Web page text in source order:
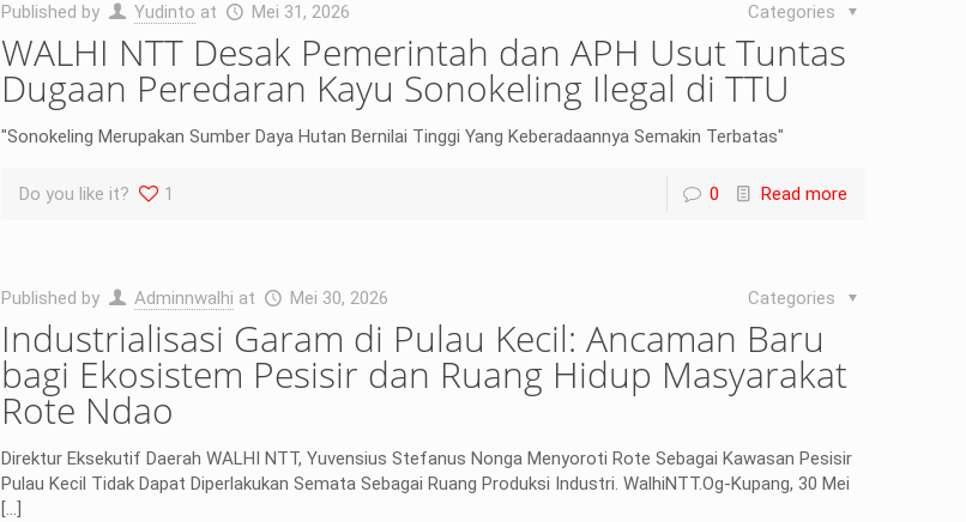
Published by Yudinto at Mei 31, 2026 Categories
WALHI NTT Desak Pemerintah dan APH Usut Tuntas
Dugaan Peredaran Kayu Sonokeling Ilegal di TTU
"Sonokeling Merupakan Sumber Daya Hutan Bernilai Tinggi Yang Keberadaannya Semakin Terbatas"
Do you like it? 1 0 Read more
Published by Adminnwalhi at Mei 30, 2026 Categories
Industrialisasi Garam di Pulau Kecil: Ancaman Baru
bagi Ekosistem Pesisir dan Ruang Hidup Masyarakat
Rote Ndao
Direktur Eksekutif Daerah WALHI NTT, Yuvensius Stefanus Nonga Menyoroti Rote Sebagai Kawasan Pesisir
Pulau Kecil Tidak Dapat Diperlakukan Semata Sebagai Ruang Produksi Industri. WalhiNTT.Og-Kupang, 30 Mei
[…]